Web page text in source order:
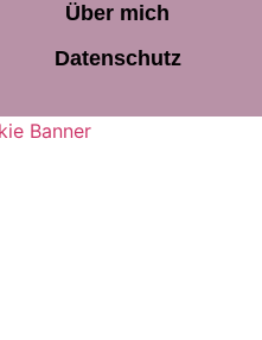
Über mich
Datenschutz
Banner